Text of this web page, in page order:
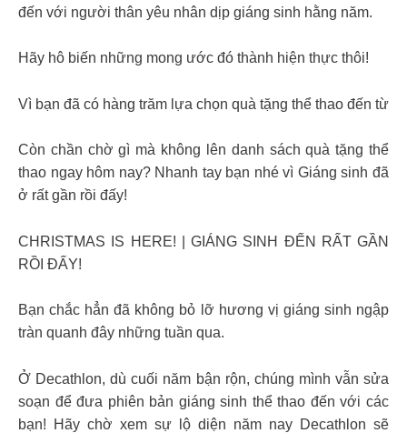
đến với người thân yêu nhân dịp giáng sinh hằng năm.
Hãy hô biến những mong ước đó thành hiện thực thôi!
Vì bạn đã có hàng trăm lựa chọn quà tặng thể thao đến từ
Còn chần chờ gì mà không lên danh sách quà tặng thể
thao ngay hôm nay? Nhanh tay bạn nhé vì Giáng sinh đã
ở rất gần rồi đấy!
CHRISTMAS IS HERE! | GIÁNG SINH ĐẾN RẤT GẦN
RỒI ĐẤY!
Bạn chắc hẳn đã không bỏ lỡ hương vị giáng sinh ngập
tràn quanh đây những tuần qua.
Ở Decathlon, dù cuối năm bận rộn, chúng mình vẫn sửa
soạn để đưa phiên bản giáng sinh thể thao đến với các
bạn! Hãy chờ xem sự lộ diện năm nay Decathlon sẽ